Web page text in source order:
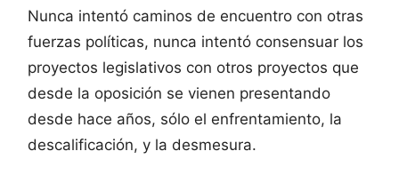
Nunca intentó caminos de encuentro con otras
fuerzas políticas, nunca intentó consensuar los
proyectos legislativos con otros proyectos que
desde la oposición se vienen presentando
desde hace años, sólo el enfrentamiento, la
descalificación, y la desmesura.